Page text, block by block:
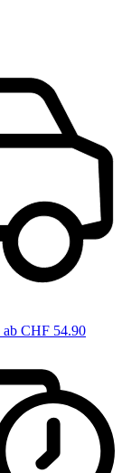
ab CHF 54.90